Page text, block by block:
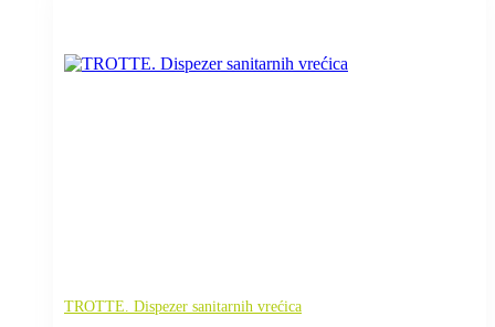
TROTTE. Dispezer sanitarnih vrećica